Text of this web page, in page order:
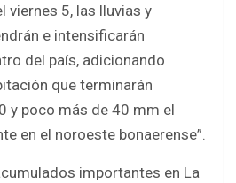
viernes 5, las lluvias y
e intensificarán
del país, adicionando
que terminarán
y poco más de 40 mm el
en el noroeste bonaerense”.
importantes en La